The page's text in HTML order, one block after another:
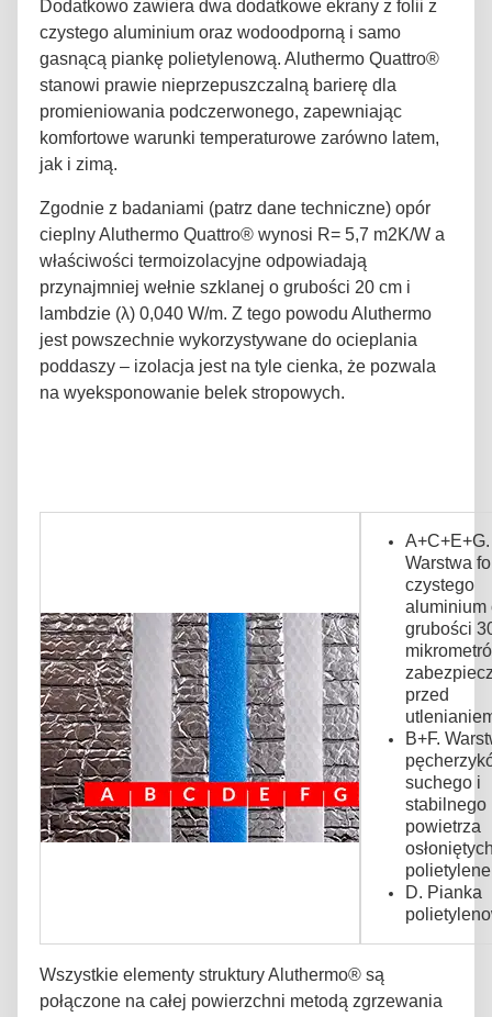
Dodatkowo zawiera dwa dodatkowe ekrany z folii z
czystego aluminium oraz wodoodporną i samo
gasnącą piankę polietylenową. Aluthermo Quattro®
stanowi prawie nieprzepuszczalną barierę dla
promieniowania podczerwonego, zapewniając
komfortowe warunki temperaturowe zarówno latem,
jak i zimą.
Zgodnie z badaniami (patrz dane techniczne) opór
cieplny Aluthermo Quattro® wynosi R= 5,7 m2K/W a
właściwości termoizolacyjne odpowiadają
przynajmniej wełnie szklanej o grubości 20 cm i
lambdzie (λ) 0,040 W/m. Z tego powodu Aluthermo
jest powszechnie wykorzystywane do ocieplania
poddaszy – izolacja jest na tyle cienka, że pozwala
na wyeksponowanie belek stropowych.
A+C+E+G.
Warstwa
czystego
aluminium
grubości
przed
B+F.
suchego i
stabilnego
powietrza
D. Pianka
Wszystkie elementy struktury Aluthermo® są
połączone na całej powierzchni metodą zgrzewania